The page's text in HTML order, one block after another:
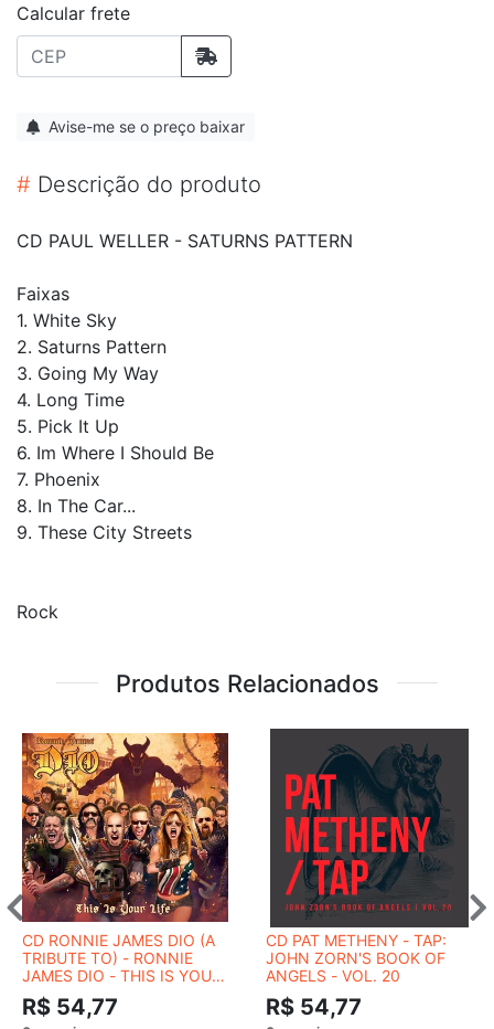
Calcular frete
Avise-me se o preço baixar
# Descrição do produto
CD PAUL WELLER - SATURNS PATTERN
Faixas
1. White Sky
2. Saturns Pattern
3. Going My Way
4. Long Time
5. Pick It Up
6. Im Where I Should Be
7. Phoenix
8. In The Car...
9. These City Streets
Rock
Produtos Relacionados
CD RONNIE JAMES DIO (A
TRIBUTE TO) - RONNIE
JAMES DIO - THIS IS YOUR
LIFE
R$ 54,77
CD PAT METHENY - TAP:
JOHN ZORN'S BOOK OF
ANGELS - VOL. 20
R$ 54,77